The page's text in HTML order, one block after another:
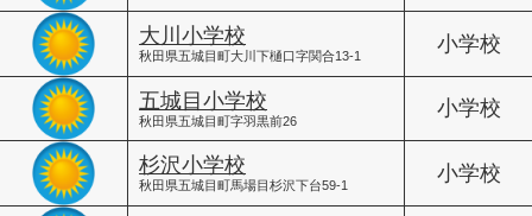
大川小学校
秋田県五城目町大川下樋口字関合13-1
小学校
五城目小学校
秋田県五城目町字羽黒前26
小学校
杉沢小学校
秋田県五城目町馬場目杉沢下台59-1
小学校